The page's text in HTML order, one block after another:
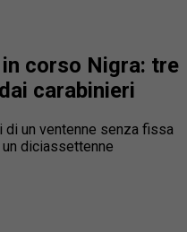
corso Nigra: tre
carabinieri
un ventenne senza fissa
diciassettenne